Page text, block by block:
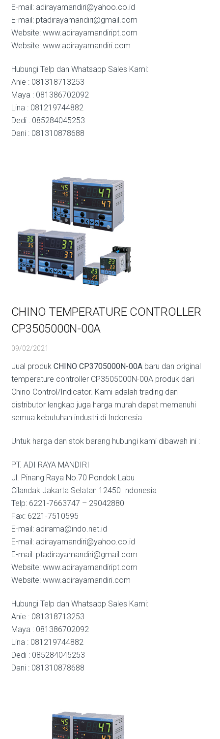
E-mail: adirayamandiri@yahoo.co.id
E-mail: ptadirayamandiri@gmail.com
Website: www.adirayamandiript.com
Website: www.adirayamandiri.com
Hubungi Telp dan Whatsapp Sales Kami:
Anie : 081318713253
Maya : 081386702092
Lina : 081219744882
Dedi : 085284045253
Dani : 081310878688
CHINO TEMPERATURE CONTROLLER
CP3505000N-00A
09/02/2021
Jual produk CHINO CP3705000N-00Abaru dan original
temperature controller CP3505000N-00A produk dari
Chino Control/Indicator. Kami adalah trading dan
distributor lengkap juga harga murah dapat memenuhi
semua kebutuhan industri di Indonesia.
Untuk harga dan stok barang hubungi kami dibawah ini :
PT. ADI RAYA MANDIRI
Jl. Pinang Raya No.70 Pondok Labu
Cilandak Jakarta Selatan 12450 Indonesia
Telp: 6221-7663747 – 29042880
Fax: 6221-7510595
E-mail: adirama@indo.net.id
E-mail: adirayamandiri@yahoo.co.id
E-mail: ptadirayamandiri@gmail.com
Website: www.adirayamandiript.com
Website: www.adirayamandiri.com
Hubungi Telp dan Whatsapp Sales Kami:
Anie : 081318713253
Maya : 081386702092
Lina : 081219744882
Dedi : 085284045253
Dani : 081310878688